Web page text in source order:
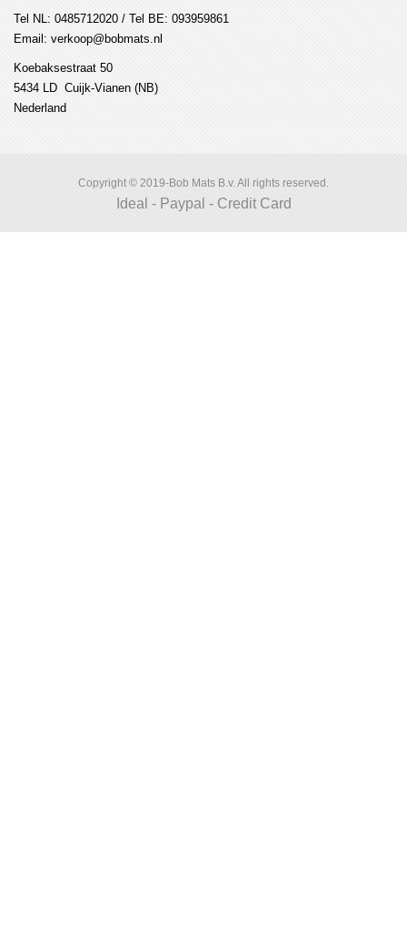
Tel NL: 0485712020 / Tel BE: 093959861
Email: verkoop@bobmats.nl
Koebaksestraat 50
5434 LD Cuijk-Vianen (NB)
Nederland
Copyright © 2019-Bob Mats B.v. All rights reserved.
Ideal - Paypal - Credit Card